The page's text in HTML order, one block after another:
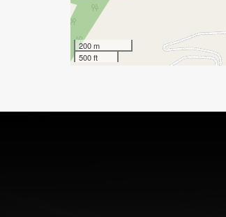
200 m
500 ft